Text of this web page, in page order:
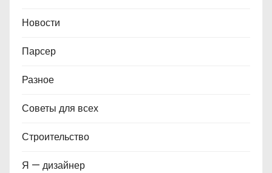
Новости
Парсер
Разное
Советы для всех
Строительство
Я — дизайнер